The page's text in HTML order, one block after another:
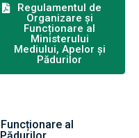
Regulamentul de
Organizare și
Funcționare al
Ministerului
Mediului, Apelor și
Pădurilor
al